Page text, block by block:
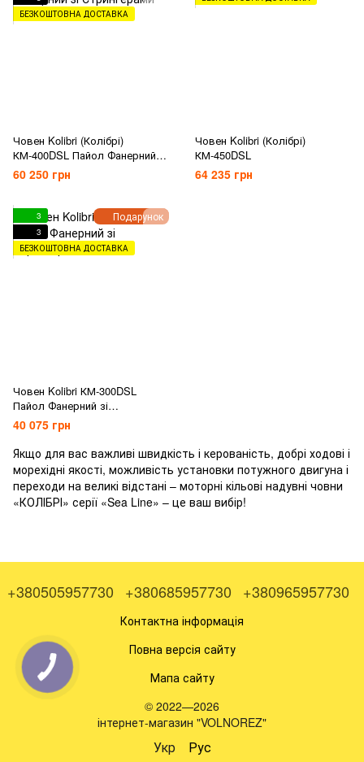
БЕЗКОШТОВНА ДОСТАВКА
Човен Kolibri (Колібрі)
КМ-400DSL Пайол Фанерний зі
Стрингерами
60 250 грн
Човен Kolibri (Колібрі)
КМ-450DSL
64 235 грн
Подарунок
3
3
БЕЗКОШТОВНА ДОСТАВКА
Човен Kolibri КМ-300DSL
Пайол Фанерний зі
Стрингерами
40 075 грн
Якщо для вас важливі швидкість і керованість, добрі ходові і
морехідні якості, можливість установки потужного двигуна і
переходи на великі відстані – моторні кільові надувні човни
«КОЛІБРІ» серії «Sea Line» – це ваш вибір!
+380505957730 +380685957730 +380965957730
Контактна інформація
Повна версія сайту
Мапа сайту
© 2022—2026
інтернет-магазин "VOLNOREZ"
Укр Рус